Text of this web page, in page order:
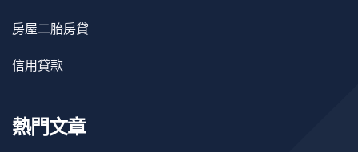
房屋二胎房貸
信用貸款
熱門文章